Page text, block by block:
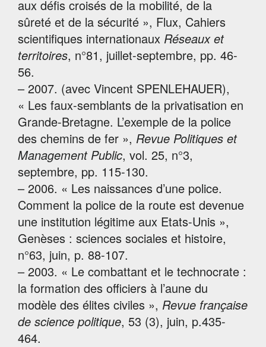
aux défis croisés de la mobilité, de la
sûreté et de la sécurité », Flux, Cahiers
scientifiques internationaux Réseaux et
territoires, n°81, juillet-septembre, pp. 46-
56.
– 2007. (avec Vincent SPENLEHAUER),
« Les faux-semblants de la privatisation en
Grande-Bretagne. L’exemple de la police
des chemins de fer », Revue Politiques et
Management Public, vol. 25, n°3,
septembre, pp. 115-130.
– 2006. « Les naissances d’une police.
Comment la police de la route est devenue
une institution légitime aux Etats-Unis »,
Genèses : sciences sociales et histoire,
n°63, juin, p. 88-107.
– 2003. « Le combattant et le technocrate :
la formation des officiers à l’aune du
modèle des élites civiles », Revue française
de science politique, 53 (3), juin, p.435-
464.